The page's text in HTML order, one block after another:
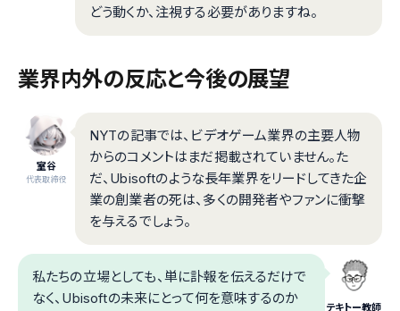
どう動くか、注視する必要がありますね。
業界内外の反応と今後の展望
室谷
代表取締役
NYTの記事では、ビデオゲーム業界の主要人物
からのコメントはまだ掲載されていません。た
だ、Ubisoftのような長年業界をリードしてきた企
業の創業者の死は、多くの開発者やファンに衝撃
を与えるでしょう。
テキトー教師
私たちの立場としても、単に訃報を伝えるだけで
なく、Ubisoftの未来にとって何を意味するのか